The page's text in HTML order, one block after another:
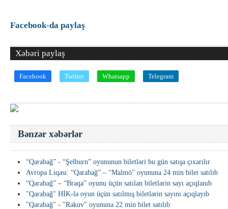
Facebook-da paylaş
Xəbəri paylaş
Facebook Twitter Whatsapp Telegram
Bənzər xəbərlər
“Qarabağ” - “Şelburn” oyununun biletləri bu gün satışa çıxarılır
Avropa Liqası: “Qarabağ” – “Malmö” oyununa 24 min bilet satılıb
“Qarabağ” – “Braqa” oyunu üçün satılan biletlərin sayı açıqlanıb
"Qarabağ" HİK-lə oyun üçün satılmış biletlərin sayını açıqlayıb
"Qarabağ" - "Rakuv" oyununa 22 min bilet satılıb